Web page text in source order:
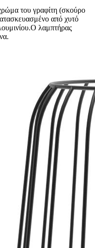
του γραφίτη (σκούρο
από χυτό
λαμπτήρας